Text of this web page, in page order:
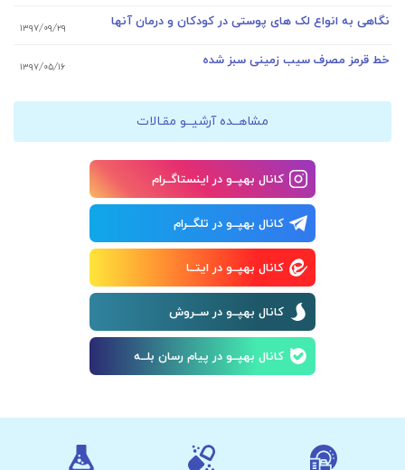
نگاهی به انواع لک های پوستی در کودکان و درمان آنها ۱۳۹۷/۰۹/۲۹
خط قرمز مصرف سیب زمینی سبز شده ۱۳۹۷/۰۵/۱۶
مشاهــده آرشیــو مقـالات
کانال بهپــو در اینستاگــرام
کانال بهپــو در تلگــرام
کانال بهپــو در ایتــا
کانال بهپــو در ســروش
کانال بهپــو در پیام رسان بلــه